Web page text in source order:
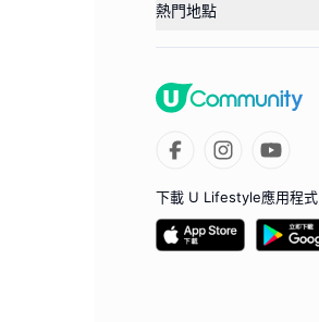
熱門地點
下載 U Lifestyle應用程式